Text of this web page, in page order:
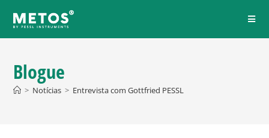
Blogue
> Notícias > Entrevista com Gottfried PESSL